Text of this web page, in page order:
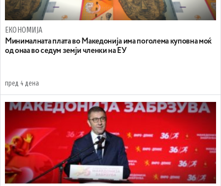
ЕКОНОМИЈА
Минималната плата во Македонија има поголема куповна моќ
од онаа во седум земји членки на ЕУ
пред 4 дена